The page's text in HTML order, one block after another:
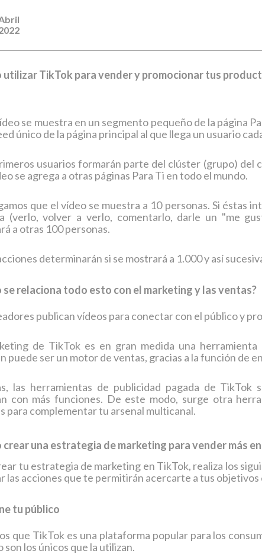
utilizar TikTok para vender y promocionar tus
se muestra en un segmento pequeño de la página
único de la página principal al que llega un usuario
usuarios formarán parte del clúster (grupo) del
se agrega a otras páginas Para Ti en todo el mundo.
que el vídeo se muestra a 10 personas. Si éstas
(verlo, volver a verlo, comentarlo, darle un "me
a otras 100 personas.
determinarán si se mostrará a 1.000 y así
se relaciona todo esto con el marketing y las ventas?
publican vídeos para conectar con el público y
de TikTok es en gran medida una
puede ser un motor de ventas, gracias a la función de
las herramientas de publicidad pagada de TikTok
con más funciones. De este modo, surge otra
para complementar tu arsenal multicanal.
crear una estrategia de marketing para vender más
tu estrategia de marketing en TikTok, realiza los
las acciones que te permitirán acercarte a tus objetivos
tu público
que TikTok es una plataforma popular para los
son los únicos que la utilizan.